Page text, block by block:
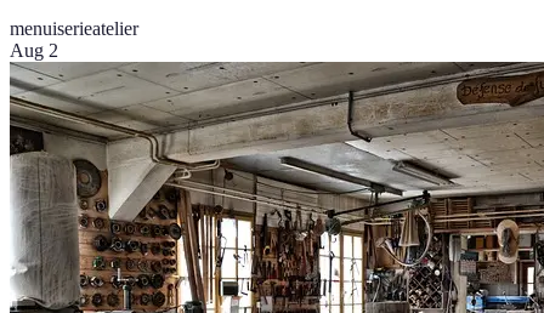
menuiserieatelier
Aug 2